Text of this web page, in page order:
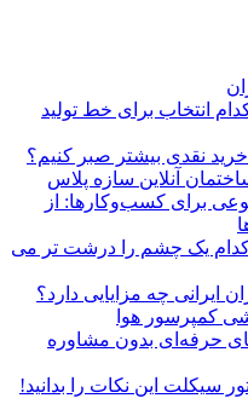
انتخاب برای خط تولید
نقدی بیشتر صبر کنیم؟
آنلاین سازه پلاس
برای کسب‌وکارها: از
کدام یک چشم را درشت تر می
ایرانی چه مزایایی دارد؟
کمپرسور هوا
حرفه‌ای بدون مشاوره
سیکلت این نکات را بدانید!